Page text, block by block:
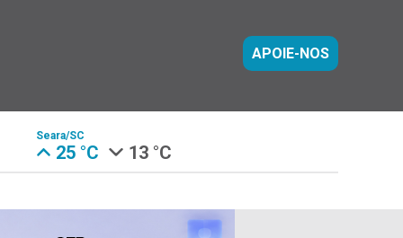
APOIE-NOS
Seara/SC
25 °C 13 °C